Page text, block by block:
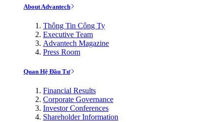
About Advantech
Thông Tin Công Ty
Executive Team
Advantech Magazine
Press Room
Quan Hệ Đầu Tư
Financial Results
Corporate Governance
Investor Conferences
Shareholder Information